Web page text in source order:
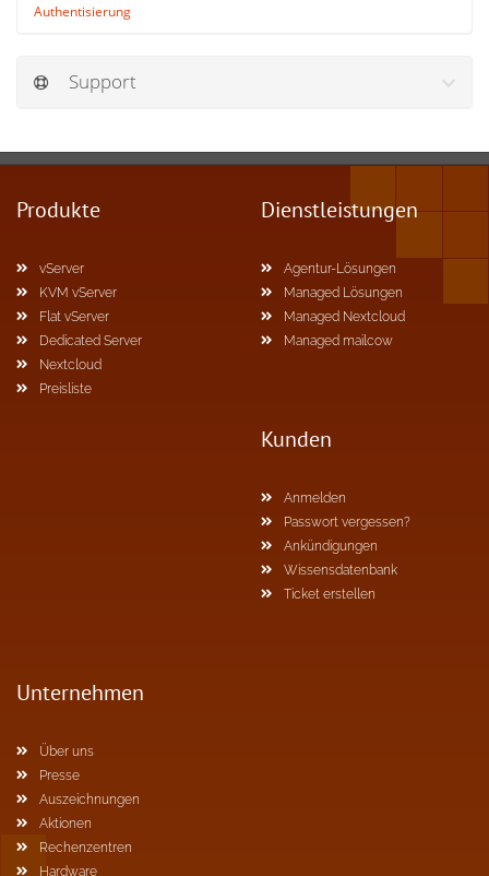
Authentisierung
Support
Produkte
vServer
KVM vServer
Flat vServer
Dedicated Server
Nextcloud
Preisliste
Dienstleistungen
Agentur-Lösungen
Managed Lösungen
Managed Nextcloud
Managed mailcow
Kunden
Anmelden
Passwort vergessen?
Ankündigungen
Wissensdatenbank
Ticket erstellen
Unternehmen
Über uns
Presse
Auszeichnungen
Aktionen
Rechenzentren
Hardware